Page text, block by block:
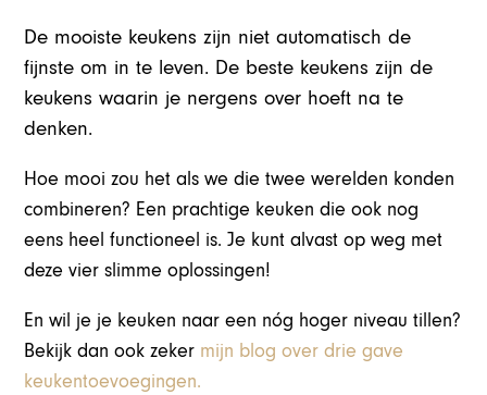
De mooiste keukens zijn niet automatisch de
fijnste om in te leven. De beste keukens zijn de
keukens waarin je nergens over hoeft na te
denken.
Hoe mooi zou het als we die twee werelden konden
combineren? Een prachtige keuken die ook nog
eens heel functioneel is. Je kunt alvast op weg met
deze vier slimme oplossingen!
En wil je je keuken naar een nóg hoger niveau tillen?
Bekijk dan ook zeker mijn blog over drie gave
keukentoevoegingen.